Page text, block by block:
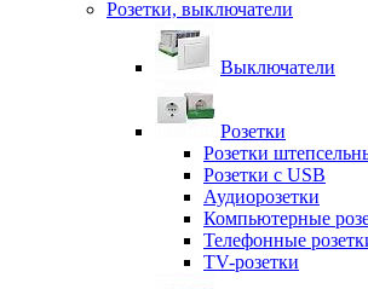
Розетки, выключатели
Выключатели
Розетки
Розетки
Розетки с USB
Аудиорозетки
Компьютерные
Телефонные
TV-розетки